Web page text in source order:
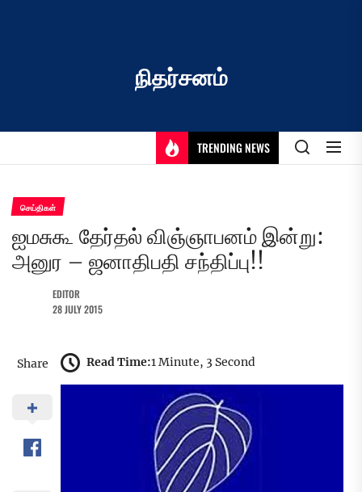
நிதர்சனம்
TRENDING NEWS
செய்திகள்
ஐமசுகூ தேர்தல் விஞ்ஞாபனம் இன்று:
அனுர – ஜனாதிபதி சந்திப்பு!!
EDITOR
28 JULY 2015
Share Read Time:1 Minute, 3 Second